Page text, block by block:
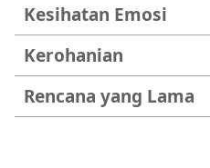
Kesihatan Emosi
Kerohanian
Rencana yang Lama